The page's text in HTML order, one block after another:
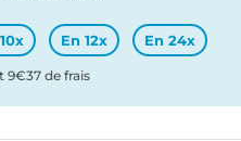
En 12x En 24x
9€37 de frais